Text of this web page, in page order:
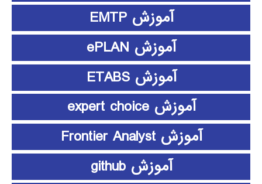
آموزش EMTP
آموزش ePLAN
آموزش ETABS
آموزش expert choice
آموزش Frontier Analyst
آموزش github